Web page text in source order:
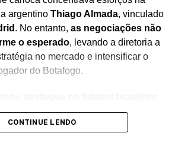
argentino Thiago Almada, vinculado
. No entanto, as negociações não
o esperado, levando a diretoria a
no mercado e intensificar o
do Botafogo.
de alto nível, desempenho que o
e despertou o interesse de
CONTINUE LENDO